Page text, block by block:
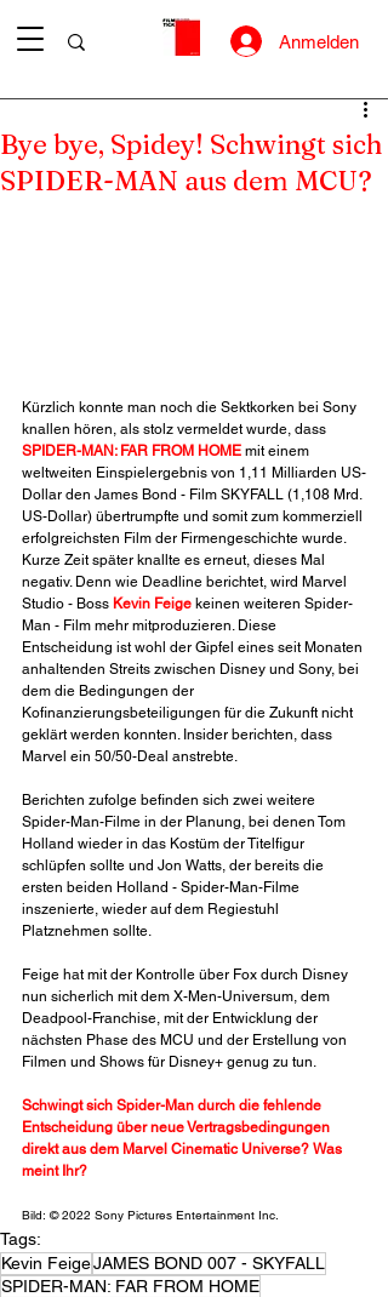
Anmelden
Bye bye, Spidey! Schwingt sich
SPIDER-MAN aus dem MCU?
Kürzlich konnte man noch die Sektkorken bei Sony
knallen hören, als stolz vermeldet wurde, dass
SPIDER-MAN: FAR FROM HOME mit einem
weltweiten Einspielergebnis von 1,11 Milliarden US-
Dollar den James Bond - Film SKYFALL (1,108 Mrd.
US-Dollar) übertrumpfte und somit zum kommerziell
erfolgreichsten Film der Firmengeschichte wurde.
Kurze Zeit später knallte es erneut, dieses Mal
negativ. Denn wie Deadline berichtet, wird Marvel
Studio - Boss Kevin Feige keinen weiteren Spider-
Man - Film mehr mitproduzieren. Diese
Entscheidung ist wohl der Gipfel eines seit Monaten
anhaltenden Streits zwischen Disney und Sony, bei
dem die Bedingungen der
Kofinanzierungsbeteiligungen für die Zukunft nicht
geklärt werden konnten. Insider berichten, dass
Marvel ein 50/50-Deal anstrebte.
Berichten zufolge befinden sich zwei weitere
Spider-Man-Filme in der Planung, bei denen Tom
Holland wieder in das Kostüm der Titelfigur
schlüpfen sollte und Jon Watts, der bereits die
ersten beiden Holland - Spider-Man-Filme
inszenierte, wieder auf dem Regiestuhl
Platznehmen sollte.
Feige hat mit der Kontrolle über Fox durch Disney
nun sicherlich mit dem X-Men-Universum, dem
Deadpool-Franchise, mit der Entwicklung der
nächsten Phase des MCU und der Erstellung von
Filmen und Shows für Disney+ genug zu tun.
Schwingt sich Spider-Man durch die fehlende
Entscheidung über neue Vertragsbedingungen
direkt aus dem Marvel Cinematic Universe? Was
meint Ihr?
Bild: © 2022 Sony Pictures Entertainment Inc.
Tags:
Kevin FeigeJAMES BOND 007 - SKYFALL
SPIDER-MAN: FAR FROM HOME